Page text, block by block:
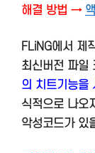
해결 방법 →
FLiNG에서 제
최신버전 파일
의 치트기능을
식적으로 나오
악성코드가 있